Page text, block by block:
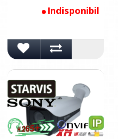
Indisponibil